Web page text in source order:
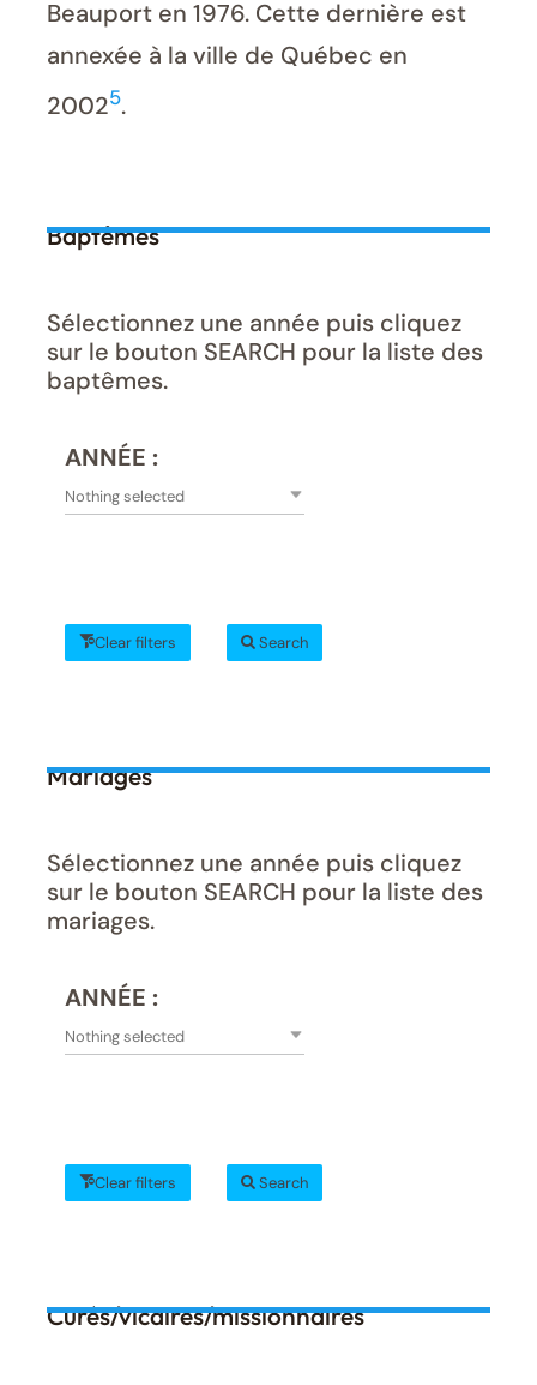
Beauport en 1976. Cette dernière est
annexée à la ville de Québec en
20025.
Baptêmes
Sélectionnez une année puis cliquez
sur le bouton SEARCH pour la liste des
baptêmes.
ANNÉE :
Nothing selected
Clear filters Search
Mariages
Sélectionnez une année puis cliquez
sur le bouton SEARCH pour la liste des
mariages.
ANNÉE :
Nothing selected
Clear filters Search
Curés/vicaires/missionnaires